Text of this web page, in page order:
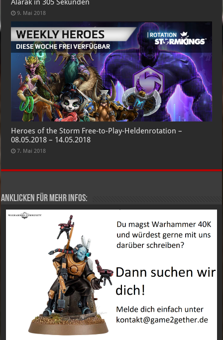
Alarak in 305 Sekunden
9. Mai 2018
Heroes of the Storm Free-to-Play-Heldenrotation –
08.05.2018 – 14.05.2018
7. Mai 2018
Anklicken für mehr Infos: